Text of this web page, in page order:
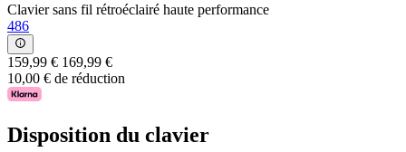
Clavier sans fil rétroéclairé haute performance
486
159,99 € 169,99 €
10,00 € de réduction
Disposition du clavier